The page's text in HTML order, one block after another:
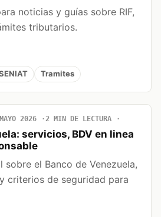
noticias y guías sobre RIF,
tributarios.
Tramites
2026 2 MIN DE LECTURA
servicios, BDV en linea
sobre el Banco de Venezuela,
criterios de seguridad para